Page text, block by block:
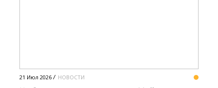
21 Июл 2026 НОВОСТИ